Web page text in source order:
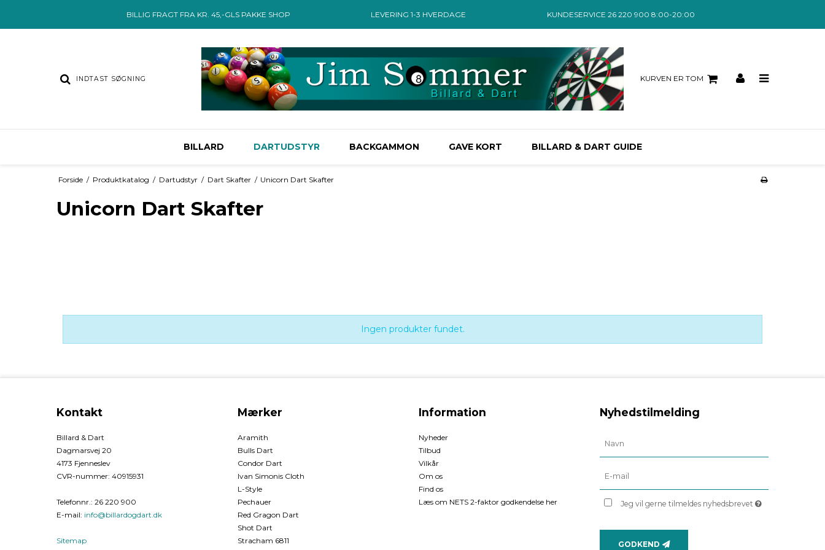
BILLIG FRAGT FRA KR. 45,-GLS PAKKE SHOP LEVERING 1-3 HVERDAGE KUNDESERVICE 26 220 900 8:00-20:00
KURVEN ER TOM
BILLARD DARTUDSTYR BACKGAMMON GAVE KORT BILLARD & DART GUIDE
Forside / Produktkatalog / Dartudstyr / Dart Skafter / Unicorn Dart Skafter
Unicorn Dart Skafter
Ingen produkter fundet.
Kontakt
Billard & Dart
Dagmarsvej 20
4173 Fjenneslev
CVR-nummer: 40915931
Telefonnr.: 26 220 900
E-mail: info@billardogdart.dk
Sitemap
Mærker
Aramith
Bulls Dart
Condor Dart
Ivan Simonis Cloth
L-Style
Pechauer
Red Gragon Dart
Shot Dart
Stracham 6811
Information
Nyheder
Tilbud
Vilkår
Om os
Find os
Læs om NETS 2-faktor godkendelse her
Nyhedstilmelding
Jeg vil gerne tilmeldes nyhedsbrevet
GODKEND